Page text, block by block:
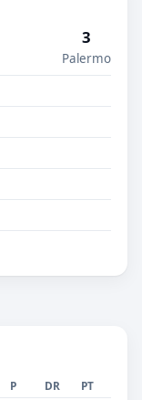
3
Palermo
P DR PT